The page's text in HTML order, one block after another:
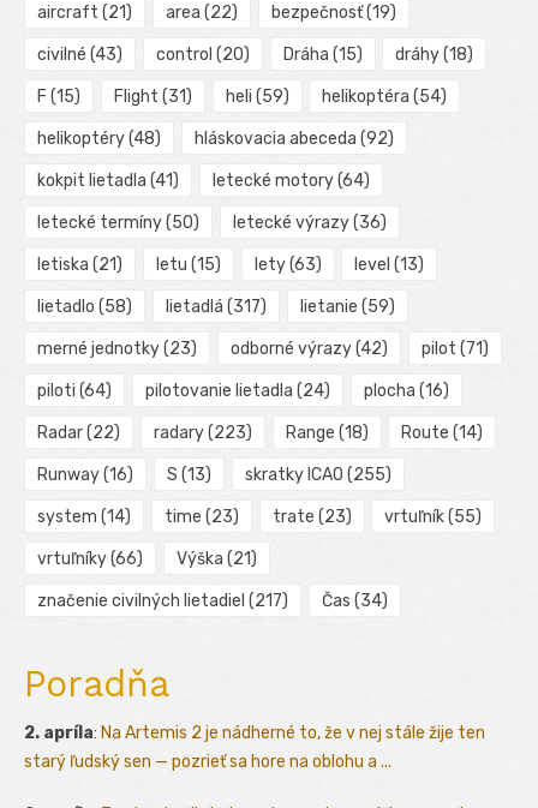
aircraft (21) area (22) bezpečnosť(19)
civilné (43) control (20) Dráha (15) dráhy(18)
F (15) Flight (31) heli (59) helikoptéra (54)
helikoptéry(48) hláskovacia abeceda (92)
kokpit lietadla (41) letecké motory(64)
letecké termíny(50) letecké výrazy(36)
letiska (21) letu (15) lety(63) level (13)
lietadlo (58) lietadlá (317) lietanie (59)
merné jednotky(23) odborné výrazy(42) pilot (71)
piloti (64) pilotovanie lietadla (24) plocha (16)
Radar(22) radary(223) Range (18) Route (14)
Runway(16) S (13) skratky ICAO (255)
system (14) time (23) trate (23) vrtuľník(55)
vrtuľníky(66) Výška (21)
značenie civilných lietadiel (217) Čas (34)
Poradňa
2. apríla: Na Artemis 2 je nádherné to, že v nej stále žije ten
starý ľudský sen — pozrieť sa hore na oblohu a ...